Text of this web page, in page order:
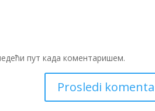
пут када коментаришем.